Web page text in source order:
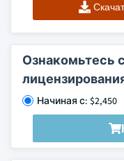
Ознакомьтесь
Начиная с: $2,450